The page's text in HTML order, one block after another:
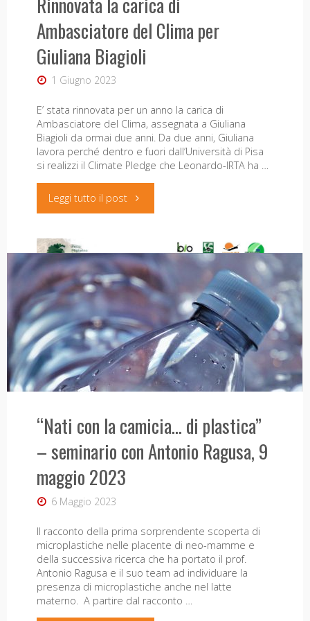
comunicatore, docente ed …
Leggi tutto il post"Incontro
Strata:
“Comunicare
24
marzo
12.15
Aula
Polo
Piagge"
Presentazione dei risultati di
EMBRACE, 4 dicembre a San
Rossore
27 Novembre 2025
Ambasciatore del Clima per
Giuliana Biagioli
1 Giugno 2023
E’ stata rinnovata per un anno la carica di
Ambasciatore del Clima, assegnata a Giuliana
Biagioli da ormai due anni. Da due anni, Giuliana
lavora perché dentro e fuori dall’Università di Pisa
si realizzi il Climate Pledge che Leonardo-IRTA ha …
Leggi tutto il post"Rinnovata
carica
di
Ambasciatore
del
Clima
Giuliana
“Nati con la camicia… di plastica”
– seminario con Antonio Ragusa, 9
maggio 2023
6 Maggio 2023
Il racconto della prima sorprendente scoperta di
microplastiche nelle placente di neo-mamme e
della successiva ricerca che ha portato il prof.
Antonio Ragusa e il suo team ad individuare la
presenza di microplastiche anche nel latte
materno. A partire dal racconto …